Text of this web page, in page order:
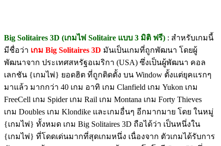
Big Solitaires 3D (เกมไพ่ Solitaire แบบ 3 มิติ ฟรี) : สำหรับเกมนี้
มีชื่อว่า เกม Big Solitaires 3D มันเป็นเกมที่ถูกพัฒนา โดยผู้
พัฒนาจาก ประเทศสหรัฐอเมริกา (USA) ซึ่งเป็นผู้พัฒนา คอล
เลกชัน {เกมไพ่} ยอดฮิต ที่ถูกติดตั้ง บน Window ตั้งแต่ยุคแรกๆ
มาแล้ว มากกว่า 40 เกม อาทิ เกม Clanfield เกม Yukon เกม
FreeCell เกม Spider เกม Rail เกม Montana เกม Forty Thieves
เกม Doubles เกม Klondike และเกมอื่นๆ อีกมากมาย โดย ในหมู่
{เกมไพ่} ทั้งหมด เกม Big Solitaires 3D ถือได้ว่า เป็นหนึ่งใน
{เกมไพ่} ที่โดดเด่นมากที่สุดเกมหนึ่ง เนื่องจาก ตัวเกมได้รับการ